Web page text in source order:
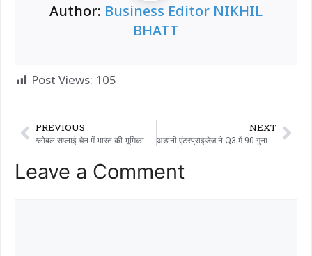
Author: Business Editor NIKHIL
BHATT
Post Views: 105
PREVIOUS NEXT
Leave a Comment